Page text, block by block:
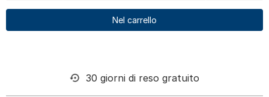
Nel carrello
30 giorni di reso gratuito